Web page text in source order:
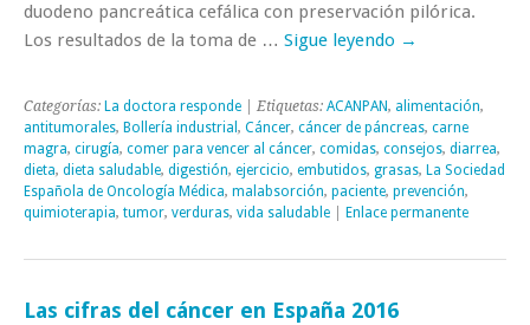
duodeno pancreática cefálica con preservación pilórica.
Los resultados de la toma de … Sigue leyendo →
Categorías: La doctora responde | Etiquetas: ACANPAN, alimentación,
antitumorales, Bollería industrial , Cáncer, cáncer de páncreas, carne
magra, cirugía, comer para vencer al cáncer, comidas, consejos, diarrea,
dieta, dieta saludable, digestión, ejercicio, embutidos, grasas, La Sociedad
Española de Oncología Médica, malabsorción, paciente, prevención,
quimioterapia, tumor, verduras, vida saludable Enlace permanente
Las cifras del cáncer en España 2016